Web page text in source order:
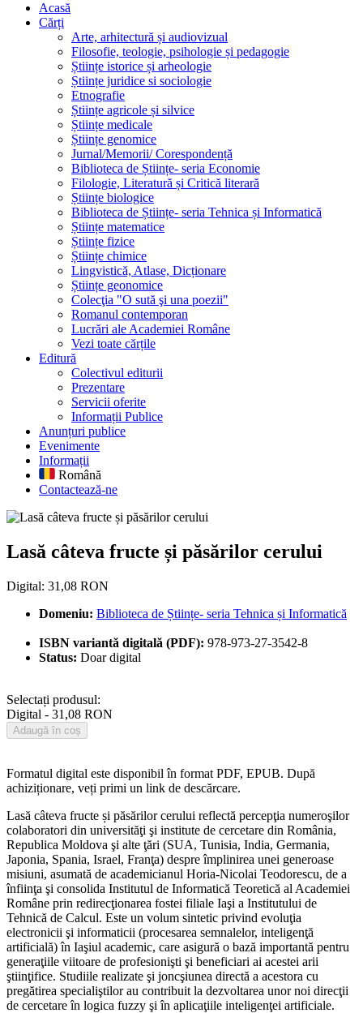
Acasă
Cărți
Arte, arhitectură și audiovizual
Filosofie, teologie, psihologie și pedagogie
Științe istorice și arheologie
Științe juridice si sociologie
Etnografie
Științe agricole și silvice
Științe medicale
Științe genomice
Jurnal/Memorii/ Corespondență
Biblioteca de Științe- seria Economie
Filologie, Literatură și Critică literară
Științe biologice
Biblioteca de Științe- seria Tehnica și Informatică
Științe matematice
Științe fizice
Științe chimice
Lingvistică, Atlase, Dicționare
Științe geonomice
Colecţia "O sută şi una poezii"
Romanul contemporan
Lucrări ale Academiei Române
Vezi toate cărțile
Editură
Colectivul editurii
Prezentare
Servicii oferite
Informații Publice
Anunțuri publice
Evenimente
Informații
Română
Contactează-ne
Lasă câteva fructe și păsărilor
Lasă câteva fructe și păsărilor cerului
Digital: 31,08 RON
Domeniu: Biblioteca de Științe- seria Tehnica și Informatică
ISBN variantă digitală (PDF): 978-973-27-3542-8
Status: Doar digital
Selectați produsul:
Digital - 31,08 RON
Adaugă în coș
Formatul digital este disponibil în format PDF, EPUB. După
achiziționare, veți primi un link de descărcare.
Lasă câteva fructe și păsărilor cerului reflectă percepţia numeroşilor
colaboratori din universităţi şi institute de cercetare din România,
Republica Moldova şi alte ţări (SUA, Tunisia, India, Germania,
Japonia, Spania, Israel, Franţa) despre împlinirea unei generoase
misiuni, asumată de academicianul Horia-Nicolai Teodorescu, de a
înfiinţa şi consolida Institutul de Informatică Teoretică al Academiei
Române prin redirecţionarea fostei filiale Iaşi a Institutului de
Tehnică de Calcul. Este un volum sintetic privind evoluţia
electronicii şi informaticii (procesarea semnalelor, inteligenţă
artificială) în Iaşiul academic, care asigură o bază importantă pentru
generaţiile viitoare de profesionişti şi beneficiari ai acestei arii
ştiinţifice. Studiile realizate şi joncşiunea directă a acestora cu
pregătirea specialiştilor au contribuit la dezvoltarea unor noi direcţii
de cercetare în logica fuzzy şi în aplicaţiile inteligenţei artificiale.